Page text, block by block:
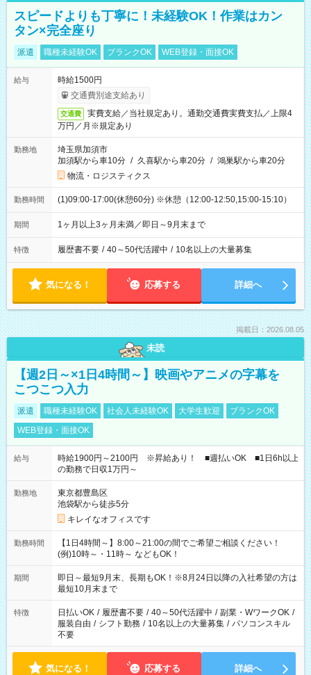
スピードよりも丁寧に！未経験OK！作業はカン
タン×完全座り
派遣 職種未経験OK ブランクOK WEB登録・面接OK
給与
時給1500円
交通費別途支給あり
交通費
実費支給／当社規定あり。通勤交通費実費支払／上限4
万円／月※規定あり
勤務地
埼玉県加須市
加須駅から車10分 / 久喜駅から車20分 / 鴻巣駅から車20分
物流・ロジスティクス
勤務時間 (1)09:00-17:00(休憩60分) ※休憩（12:00-12:50,15:00-15:10）
期間 1ヶ月以上3ヶ月未満／即日～9月末まで
特徴 履歴書不要 / 40～50代活躍中 / 10名以上の大量募集
気になる！ 応募する 詳細へ
掲載日：2026.08.05
未読
【週2日～×1日4時間～】映画やアニメの字幕を
こつこつ入力
派遣 職種未経験OK 社会人未経験OK 大学生歓迎
ブランクOK
WEB登録・面接OK
給与
時給1900円～2100円 ※昇給あり！ ■週払いOK ■1日6h以上
の勤務で日収1万円～
勤務地
東京都豊島区
池袋駅から徒歩5分
キレイなオフィスです
勤務時間
【1日4時間～】8:00～21:00の間でご希望ご相談ください！
(例)10時～・11時～ などもOK！
期間
即日～最短9月末、長期もOK！※8月24日以降の入社希望の方は
最短10月末まで
特徴 日払いOK / 履歴書不要 / 40～50代活躍中 / 副業・WワークOK /
服装自由 / シフト勤務 / 10名以上の大量募集 / パソコンスキル
不要
気になる！ 応募する 詳細へ